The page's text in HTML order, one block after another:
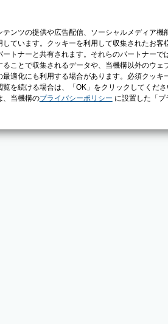
ンツの提供や広告配信、ソーシャルメディア機
ています。クッキーを利用して収集されたお客
トナーと共有されます。それらのパートナーで
ことで収集されるデータや、当機構以外のウ
適化にも利用する場合があります。必須クッキ
を続ける場合は、「OK」をクリックしてくだ
、当機構のプライバシーポリシー に設置した「